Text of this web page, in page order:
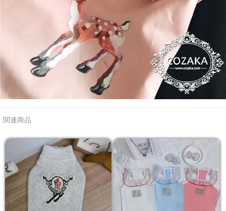
関連商品